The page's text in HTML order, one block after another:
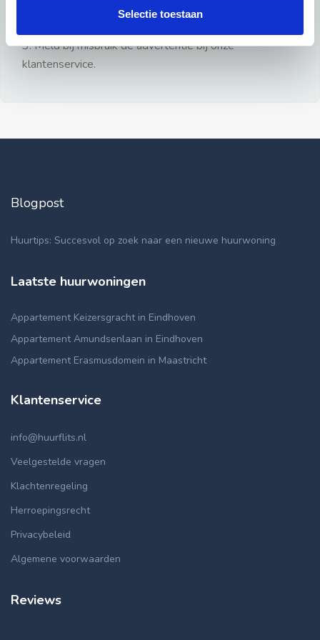
Selectie toestaan
3: Meld bij misbruik de advertentie bij onze
klantenservice.
Blogpost
Huurtips: Succesvol op zoek naar een nieuwe huurwoning
Laatste huurwoningen
Appartement Keizersgracht in Eindhoven
Appartement Amundsenlaan in Eindhoven
Appartement Erasmusdomein in Maastricht
Klantenservice
info@huurflits.nl
Veelgestelde vragen
Klachtenregeling
Herroepingsrecht
Privacybeleid
Algemene voorwaarden
Reviews